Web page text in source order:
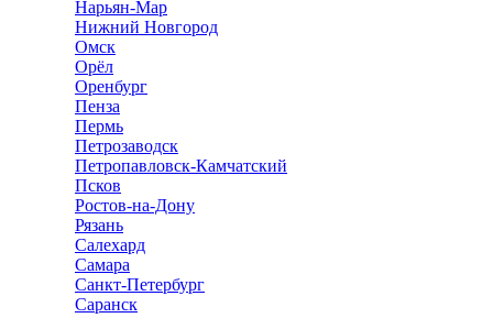
Нарьян-Мар
Нижний Новгород
Омск
Орёл
Оренбург
Пенза
Пермь
Петрозаводск
Петропавловск-Камчатский
Псков
Ростов-на-Дону
Рязань
Салехард
Самара
Санкт-Петербург
Саранск